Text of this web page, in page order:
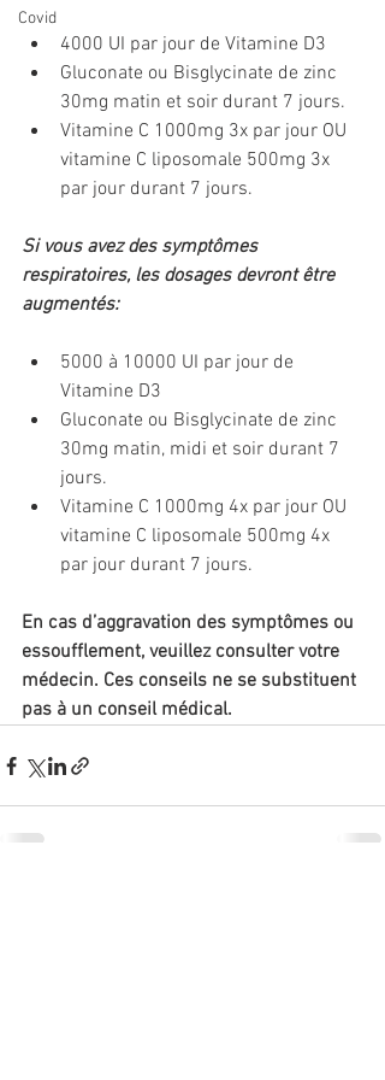
Covid
4000 UI par jour de Vitamine D3
Gluconate ou Bisglycinate de zinc
30mg matin et soir durant 7 jours.
Vitamine C 1000mg 3x par jour OU
vitamine C liposomale 500mg 3x
par jour durant 7 jours.
Si vous avez des symptômes
respiratoires, les dosages devront être
augmentés:
5000 à 10000 UI par jour de
Vitamine D3
Gluconate ou Bisglycinate de zinc
30mg matin, midi et soir durant 7
jours.
Vitamine C 1000mg 4x par jour OU
vitamine C liposomale 500mg 4x
par jour durant 7 jours.
En cas d’aggravation des symptômes ou
essoufflement, veuillez consulter votre
médecin. Ces conseils ne se substituent
pas à un conseil médical.